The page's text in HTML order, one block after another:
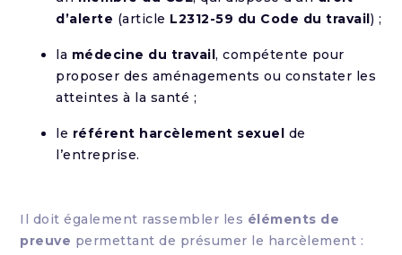
d’alerte (article L2312-59 du Code du travail) ;
la médecine du travail, compétente pour
proposer des aménagements ou constater les
atteintes à la santé ;
le référent harcèlement sexuel de
l’entreprise.
Il doit également rassembler les éléments de
preuve permettant de présumer le harcèlement :